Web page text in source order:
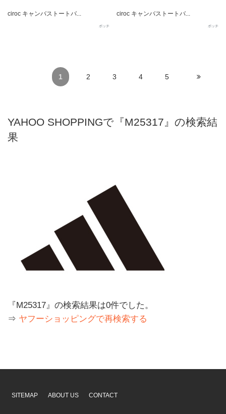
ciroc キャンバストートバ...
ポッチ
ciroc キャンバストートバ...
ポッチ
1 2 3 4 5
YAHOO SHOPPINGで『M25317』の検索結
果
『M25317』の検索結果は0件でした。
⇒ ヤフーショッピングで再検索する
SITEMAP ABOUT US CONTACT